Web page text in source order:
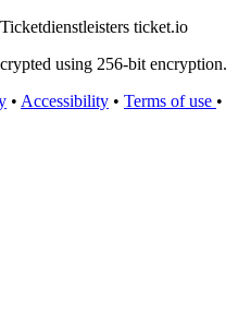
ticket.io
using 256-bit encryption.
• Accessibility • Terms of use •